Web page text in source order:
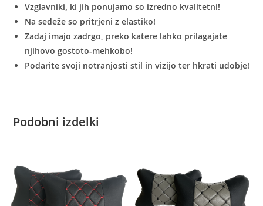
Vzglavniki, ki jih ponujamo so izredno kvalitetni!
Na sedeže so pritrjeni z elastiko!
Zadaj imajo zadrgo, preko katere lahko prilagajate
njihovo gostoto-mehkobo!
Podarite svoji notranjosti stil in vizijo ter hkrati udobje!
Podobni izdelki